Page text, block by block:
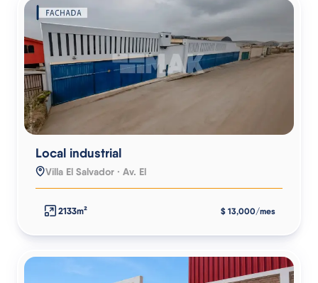
Local industrial
Villa El Salvador · Av. El
2133m² $ 13,000/mes